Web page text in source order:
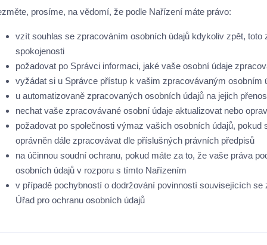
prosíme, na vědomí, že podle Nařízení máte právo:
vzít souhlas se zpracováním osobních údajů kdykoliv zpět,
spokojenosti
požadovat po Správci informaci, jaké vaše osobní údaje
vyžádat si u Správce přístup k vašim zpracovávaným osobním
u automatizovaně zpracovaných osobních údajů na jejich
nechat vaše zpracovávané osobní údaje aktualizovat nebo
požadovat po společnosti výmaz vašich osobních údajů,
oprávněn dále zpracovávat dle příslušných právních předpisů
na účinnou soudní ochranu, pokud máte za to, že vaše práva
osobních údajů v rozporu s tímto Nařízením
v případě pochybností o dodržování povinností souvisejících
Úřad pro ochranu osobních údajů